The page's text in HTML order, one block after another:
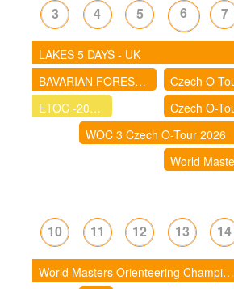
3
LAKES 5 DAYS - UK
BAVARIAN FOREST 5 DAYS 2026 (ALEMANIA)
ETOC -2026 CTO DE EUROPA DE TRAIL - O
4
WOC 3 Czech O-Tour 2026
5 6 7
10
World Masters Orienteering Championships 2026 - Poland | Przeworsk - Rzeszów
11 12 13 14